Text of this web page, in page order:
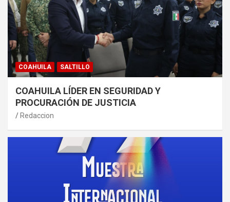
COAHUILA SALTILLO
COAHUILA LÍDER EN SEGURIDAD Y
PROCURACIÓN DE JUSTICIA
Redaccion